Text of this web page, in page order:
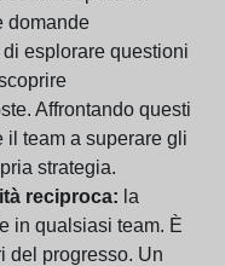
domande
esplorare questioni
Affrontando questi
il team a superare gli
strategia.
reciproca: la
in qualsiasi team. È
del progresso. Un